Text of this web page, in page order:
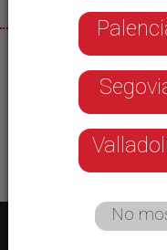
03/10/2025
Invitados
nueva temporada
No